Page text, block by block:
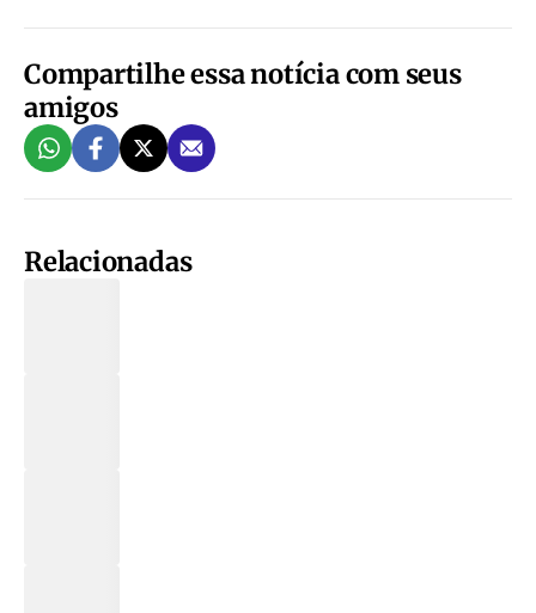
Compartilhe essa notícia com seus
amigos
Relacionadas